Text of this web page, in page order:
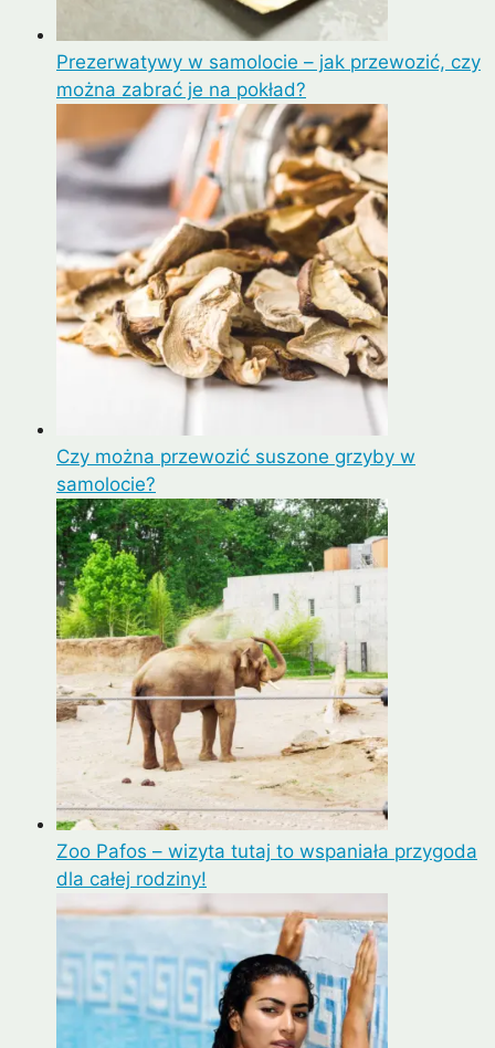
Prezerwatywy w samolocie – jak przewozić, czy
można zabrać je na pokład?
Czy można przewozić suszone grzyby w
samolocie?
Zoo Pafos – wizyta tutaj to wspaniała przygoda
dla całej rodziny!